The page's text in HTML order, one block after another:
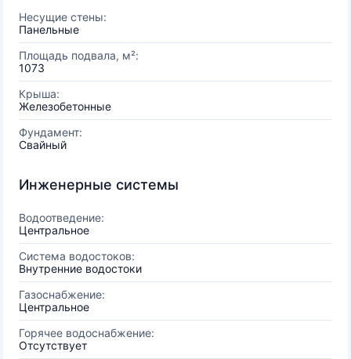
Несущие стены:
Панельные
Площадь подвала, м²:
1073
Крыша:
Железобетонные
Фундамент:
Свайный
Инженерные системы
Водоотведение:
Центральное
Система водостоков:
Внутренние водостоки
Газоснабжение:
Центральное
Горячее водоснабжение:
Отсутствует